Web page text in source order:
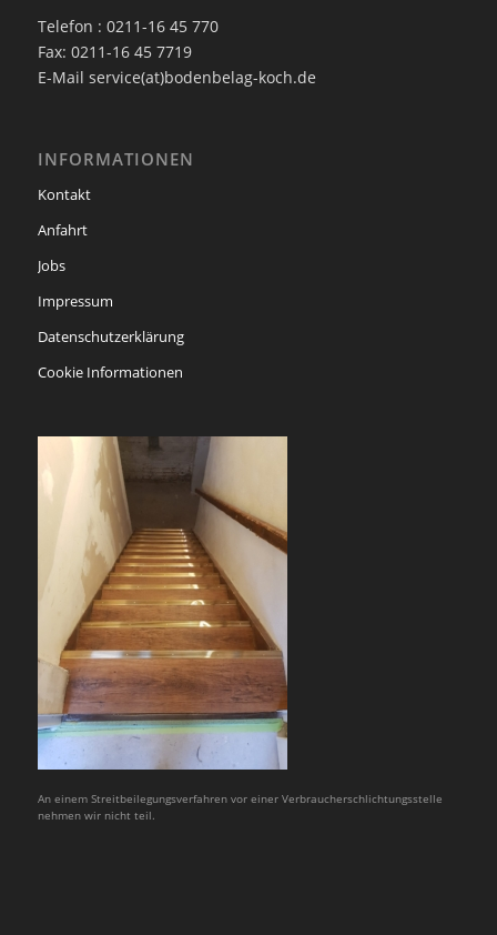
Telefon : 0211-16 45 770
Fax: 0211-16 45 7719
E-Mail service(at)bodenbelag-koch.de
INFORMATIONEN
Kontakt
Anfahrt
Jobs
Impressum
Datenschutzerklärung
Cookie Informationen
An einem Streitbeilegungsverfahren vor einer Verbraucherschlichtungsstelle
nehmen wir nicht teil.